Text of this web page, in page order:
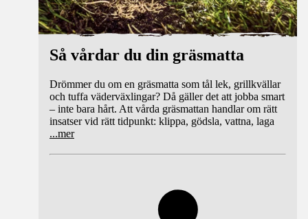
Så vårdar du din gräsmatta
Drömmer du om en gräsmatta som tål lek, grillkvällar
och tuffa väderväxlingar? Då gäller det att jobba smart
– inte bara hårt. Att vårda gräsmattan handlar om rätt
insatser vid rätt tidpunkt: klippa, gödsla, vattna, laga
...mer